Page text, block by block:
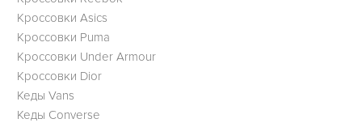
Кроссовки Asics
Кроссовки Puma
Кроссовки Under Armour
Кроссовки Dior
Кеды Vans
Кеды Converse